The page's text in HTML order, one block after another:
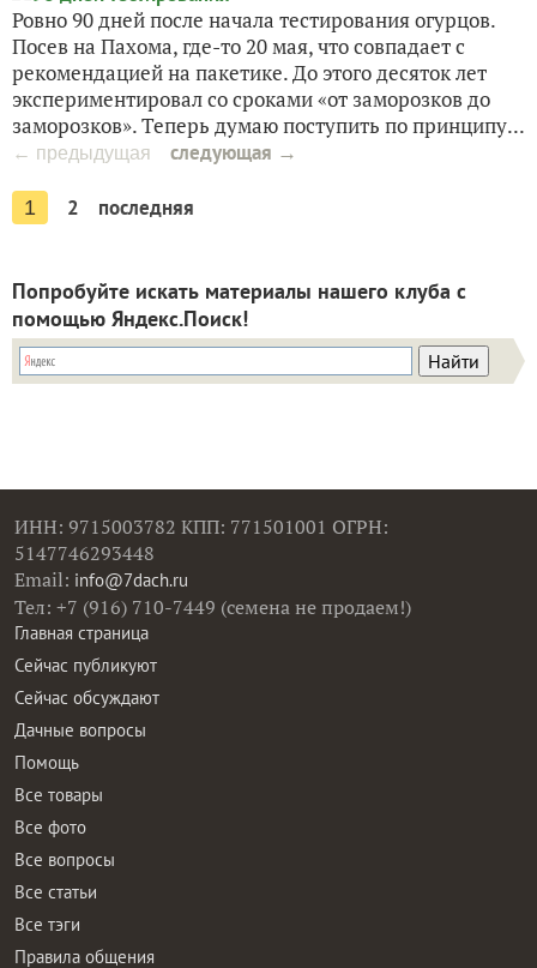
Ровно 90 дней после начала тестирования огурцов.
Посев на Пахома, где-то 20 мая, что совпадает с
рекомендацией на пакетике. До этого десяток лет
экспериментировал со сроками «от заморозков до
заморозков». Теперь думаю поступить по принципу...
← предыдущая следующая →
1 2 последняя
Попробуйте искать материалы нашего клуба с
помощью Яндекс.Поиск!
ИНН: 9715003782 КПП: 771501001 ОГРН:
5147746293448
Email: info@7dach.ru
Тел: +7 (916) 710-7449 (семена не продаем!)
Главная страница
Сейчас публикуют
Сейчас обсуждают
Дачные вопросы
Помощь
Все товары
Все фото
Все вопросы
Все статьи
Все тэги
Правила общения